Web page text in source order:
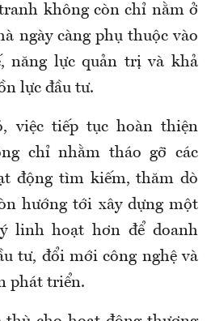
không còn chỉ nằm ở
ngày càng phụ thuộc vào
năng lực quản trị và khả
lực đầu tư.
việc tiếp tục hoàn thiện
chỉ nhằm tháo gỡ các
động tìm kiếm, thăm dò
hướng tới xây dựng một
linh hoạt hơn để doanh
tư, đổi mới công nghệ và
phát triển.